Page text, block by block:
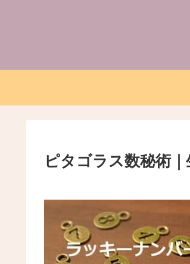
ピタゴラス数秘術